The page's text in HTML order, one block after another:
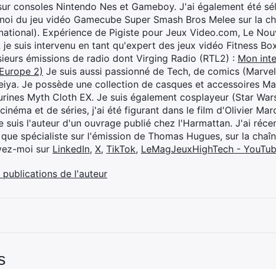
consoles Nintendo Nes et Gameboy. J'ai également été
du jeu vidéo Gamecube Super Smash Bros Melee sur la
Expérience de Pigiste pour Jeux Video.com, Le
je suis intervenu en tant qu'expert des jeux vidéo Fitness
émissions de radio dont Virging Radio (RTL2) : Mon
2) Je suis aussi passionné de Tech, de comics
Je possède une collection de casques et accessoires
Myth Cloth EX. Je suis également cosplayeur (Star
et de séries, j'ai été figurant dans le film d'Olivier
suis l'auteur d'un ouvrage publié chez l'Harmattan. J'ai
spécialiste sur l'émission de Thomas Hugues, sur la
moi sur LinkedIn, X, TikTok, LeMagJeuxHighTech -
publications de l'auteur